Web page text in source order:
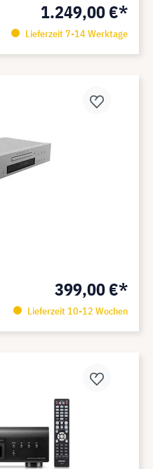
1.249,00 €*
Lieferzeit 7-14 Werktage
399,00 €*
Lieferzeit 10-12 Wochen